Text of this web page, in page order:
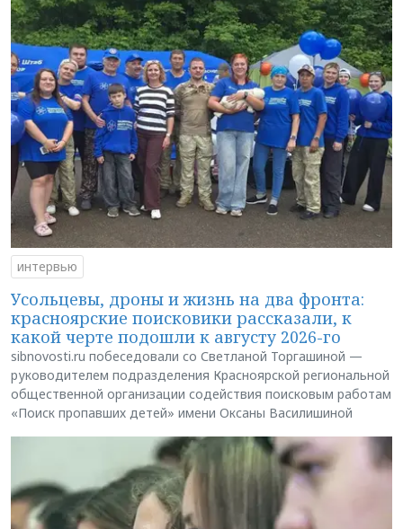
интервью
Усольцевы, дроны и жизнь на два фронта:
красноярские поисковики рассказали, к
какой черте подошли к августу 2026-го
sibnovosti.ru побеседовали со Светланой Торгашиной —
руководителем подразделения Красноярской региональной
общественной организации содействия поисковым работам
«Поиск пропавших детей» имени Оксаны Василишиной